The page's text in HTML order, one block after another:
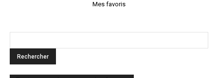
Mes favoris